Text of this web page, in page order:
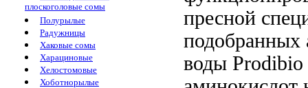
плоскоголовые сомы
Полурылые
Радужницы
Хаковые сомы
Харациновые
Хелостомовые
Хоботнорылые
пресной
подобранных
воды Prodibio